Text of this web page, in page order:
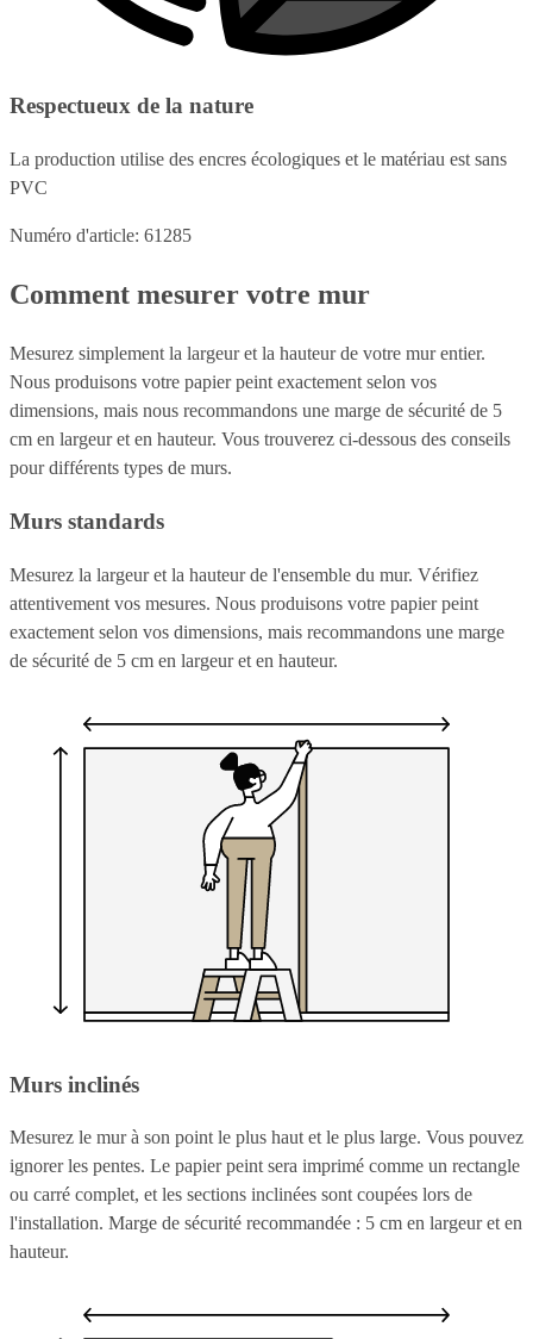
Respectueux de la nature
La production utilise des encres écologiques et le matériau est sans
PVC
Numéro d'article: 61285
Comment mesurer votre mur
Mesurez simplement la largeur et la hauteur de votre mur entier.
Nous produisons votre papier peint exactement selon vos
dimensions, mais nous recommandons une marge de sécurité de 5
cm en largeur et en hauteur. Vous trouverez ci-dessous des conseils
pour différents types de murs.
Murs standards
Mesurez la largeur et la hauteur de l'ensemble du mur. Vérifiez
attentivement vos mesures. Nous produisons votre papier peint
exactement selon vos dimensions, mais recommandons une marge
de sécurité de 5 cm en largeur et en hauteur.
Murs inclinés
Mesurez le mur à son point le plus haut et le plus large. Vous pouvez
ignorer les pentes. Le papier peint sera imprimé comme un rectangle
ou carré complet, et les sections inclinées sont coupées lors de
l'installation. Marge de sécurité recommandée : 5 cm en largeur et en
hauteur.